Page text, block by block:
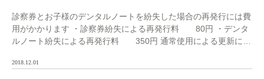
診察券とお子様のデンタルノートを紛失した場合の再発行には費
用がかかります ・診察券紛失による再発行料 80円 ・デンタ
ルノート紛失による再発行料 350円 通常使用による更新には
2018.12.01